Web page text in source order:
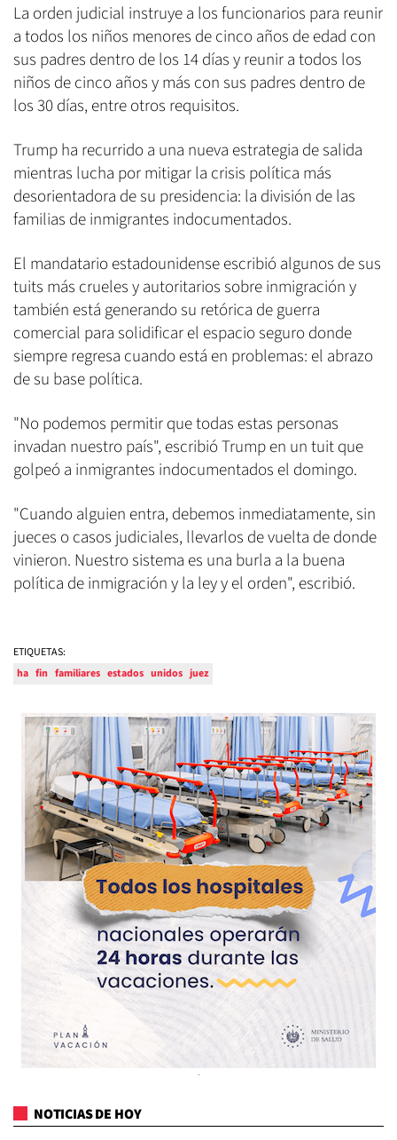
La orden judicial instruye a los funcionarios para reunir
a todos los niños menores de cinco años de edad con
sus padres dentro de los 14 días y reunir a todos los
niños de cinco años y más con sus padres dentro de
los 30 días, entre otros requisitos.
Trump ha recurrido a una nueva estrategia de salida
mientras lucha por mitigar la crisis política más
desorientadora de su presidencia: la división de las
familias de inmigrantes indocumentados.
El mandatario estadounidense escribió algunos de sus
tuits más crueles y autoritarios sobre inmigración y
también está generando su retórica de guerra
comercial para solidificar el espacio seguro donde
siempre regresa cuando está en problemas: el abrazo
de su base política.
"No podemos permitir que todas estas personas
invadan nuestro país", escribió Trump en un tuit que
golpeó a inmigrantes indocumentados el domingo.
"Cuando alguien entra, debemos inmediatamente, sin
jueces o casos judiciales, llevarlos de vuelta de donde
vinieron. Nuestro sistema es una burla a la buena
política de inmigración y la ley y el orden", escribió.
ETIQUETAS:
ha fin familiares estados unidos juez
NOTICIAS DE HOY